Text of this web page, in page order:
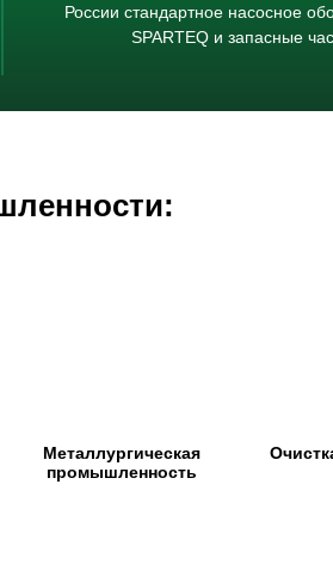
России стандартное насосное
SPARTEQ и запасные
Металлургическая
промышленность